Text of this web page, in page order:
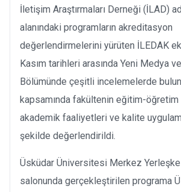
İletişim Araştırmaları Derneği (İLAD)
alanındaki programların akreditasyon
değerlendirmelerini yürüten İLEDAK
Kasım tarihleri arasında Yeni Medya
Bölümünde çeşitli incelemelerde
kapsamında fakültenin eğitim-öğretim
akademik faaliyetleri ve kalite
şekilde değerlendirildi.
Üsküdar Üniversitesi Merkez
salonunda gerçekleştirilen programa